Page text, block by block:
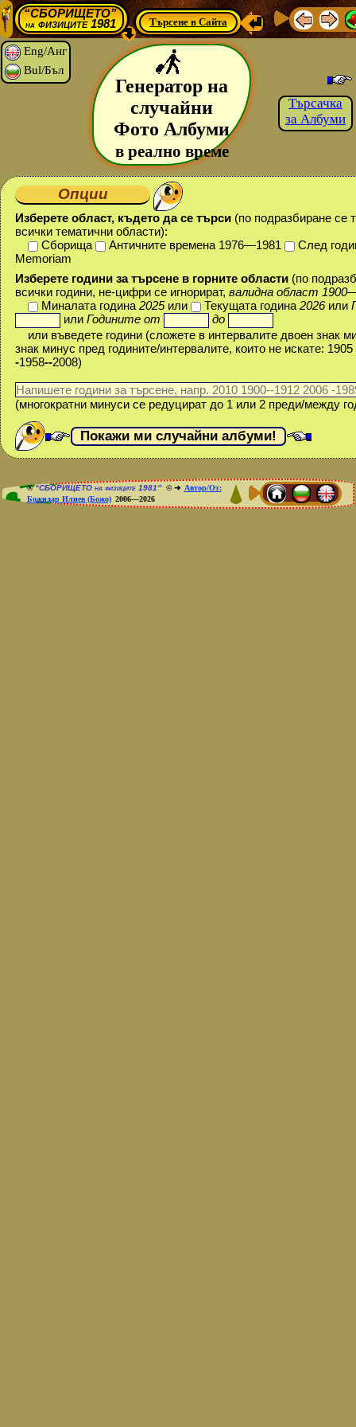
“СБОРИЩЕТО”
нафизиците 1981 Търсене в Сайта
Eng/Анг
Bul/Бъл
Генератор на
случайни
Фото Албуми
в реално време
Търсачка
за Албуми
Опции
Изберете област, където да се търси (по подразбиране се
всички тематични области):
Сборища
Античните времена 1976—1981
След
Memoriam
Изберете години за търсене в горните области (по
всички години, не-цифри се игнорират, валидна област
Миналата година 2025или Текущата година 2026или
или Годините от
до
или въведете години (сложете в интервалите двоен знак
знак минус пред годините/интервалите, които не искате: 1905
-1958--2008)
(многократни минуси се редуцират до 1 или 2 преди/между
®“СБОРИЩЕТО на физиците 1981”© ➜ Автор/От:
Божидар Илиев (Божо) 2006—2026